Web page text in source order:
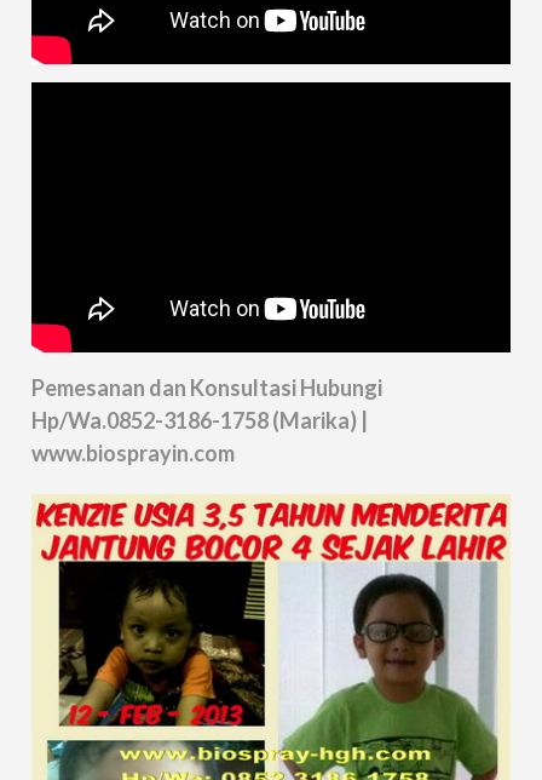
Pemesanan dan Konsultasi Hubungi
Hp/Wa.0852-3186-1758 (Marika) |
www.biosprayin.com